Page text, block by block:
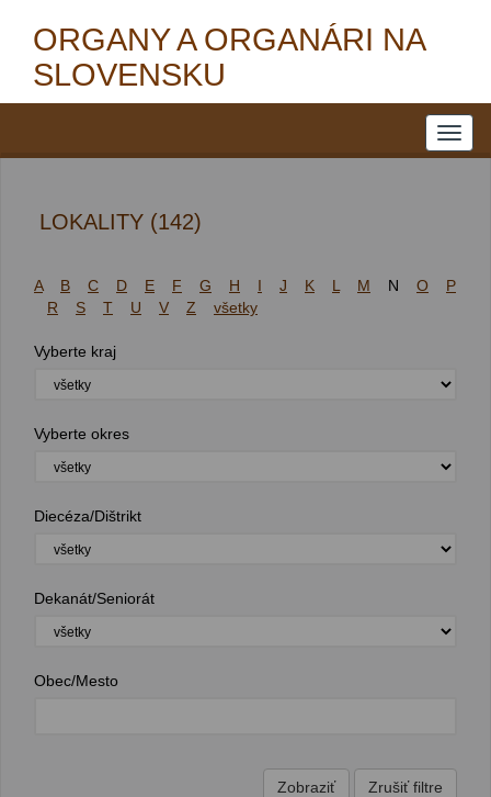
ORGANY A ORGANÁRI NA
SLOVENSKU
LOKALITY (142)
A B C D E F G H I J K L M N O
P
R
S T U V Z všetky
Vyberte kraj
Vyberte okres
Diecéza/Dištrikt
Dekanát/Seniorát
Obec/Mesto